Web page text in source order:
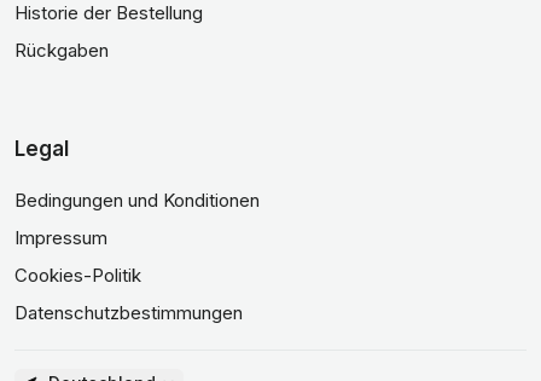
Historie der Bestellung
Rückgaben
Legal
Bedingungen und Konditionen
Impressum
Cookies-Politik
Datenschutzbestimmungen